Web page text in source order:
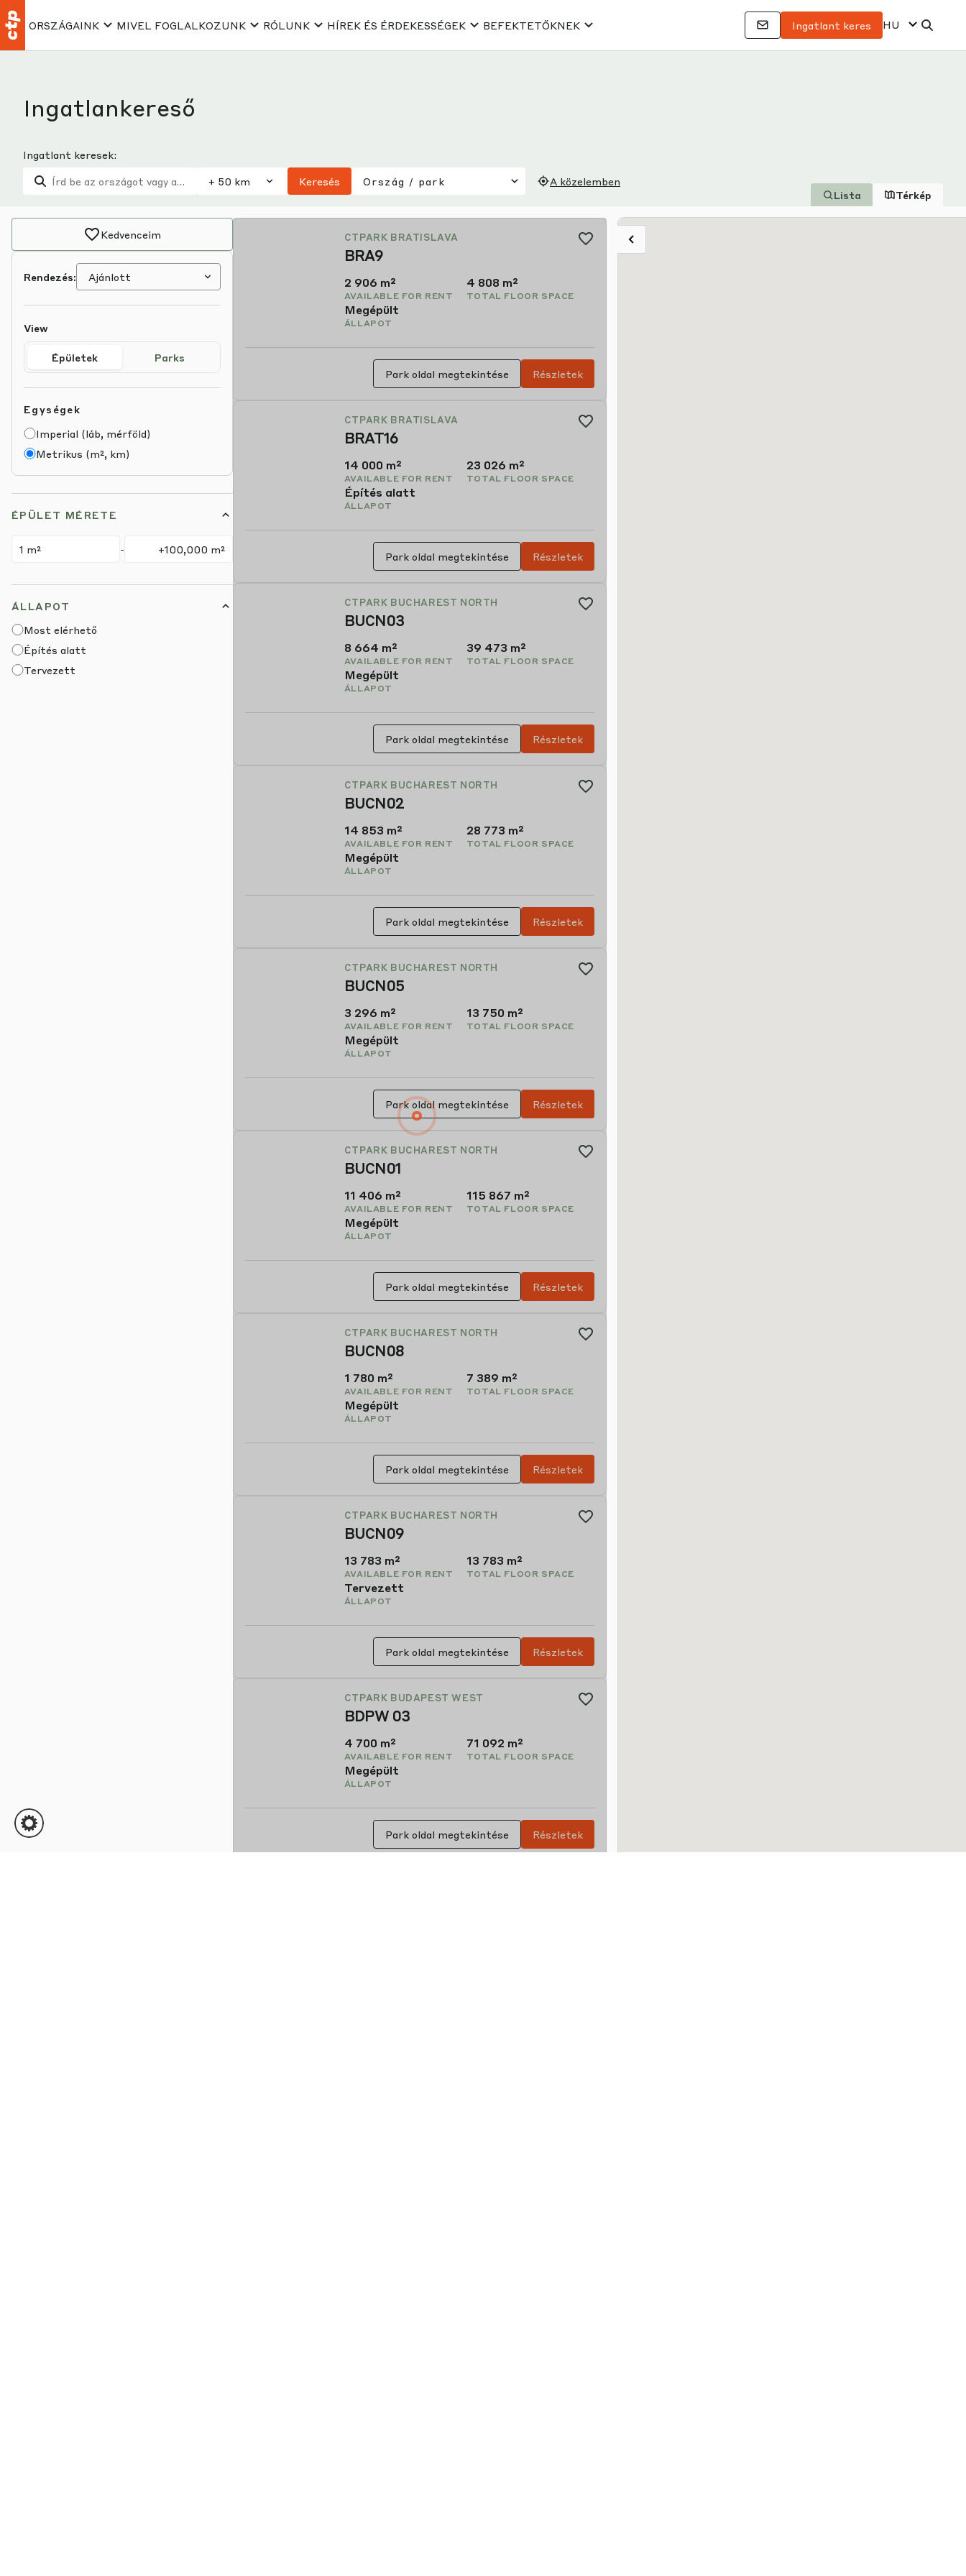
ORSZÁGAINK MIVEL FOGLALKOZUNK RÓLUNK HÍREK ÉS ÉRDEKESSÉGEK BEFEKTETŐKNEK Ingatlant keres HU
Ingatlankereső
Ingatlant keresek:
Ország / park
Keresés
A közelemben
Lista
Térkép
Kedvenceim
Rendezés:
View
Épületek Parks
Egységek
Imperial (láb, mérföld)
Metrikus (m², km)
ÉPÜLET MÉRETE
-
ÁLLAPOT
Most elérhető
Építés alatt
Tervezett
CTPARK BUCHAREST SOUTH
BUCS03
3,201 m²
AVAILABLE FOR RENT
33,181 m²
TOTAL FLOOR SPACE
Megépült
ÁLLAPOT
Park oldal megtekintése Részletek
CTPARK BUCHAREST SOUTH
BUCS05
46,748 m²
AVAILABLE FOR RENT
46,748 m²
TOTAL FLOOR SPACE
Tervezett
ÁLLAPOT
Park oldal megtekintése Részletek
CTPARK BUCHAREST NORTH
BUCN03
8,664 m²
AVAILABLE FOR RENT
39,473 m²
TOTAL FLOOR SPACE
Megépült
ÁLLAPOT
Park oldal megtekintése Részletek
CTPARK BUCHAREST NORTH
BUCN02
14,853 m²
AVAILABLE FOR RENT
28,773 m²
TOTAL FLOOR SPACE
Megépült
ÁLLAPOT
Park oldal megtekintése Részletek
CTPARK BUCHAREST NORTH
BUCN05
3,296 m²
AVAILABLE FOR RENT
13,750 m²
TOTAL FLOOR SPACE
Megépült
ÁLLAPOT
Park oldal megtekintése Részletek
CTPARK BUCHAREST NORTH
BUCN01
11,284 m²
AVAILABLE FOR RENT
115,867 m²
TOTAL FLOOR SPACE
Megépült
ÁLLAPOT
Park oldal megtekintése Részletek
CTPARK BUCHAREST NORTH
BUCN08
1,780 m²
AVAILABLE FOR RENT
7,389 m²
TOTAL FLOOR SPACE
Megépült
ÁLLAPOT
Park oldal megtekintése Részletek
CTPARK BUCHAREST NORTH
BUCN09
13,783 m²
AVAILABLE FOR RENT
13,783 m²
TOTAL FLOOR SPACE
Tervezett
ÁLLAPOT
Park oldal megtekintése Részletek
CTPARK CHITILA
CHIT01
10,793 m²
AVAILABLE FOR RENT
50,582 m²
TOTAL FLOOR SPACE
Megépült
ÁLLAPOT
Park oldal megtekintése Részletek